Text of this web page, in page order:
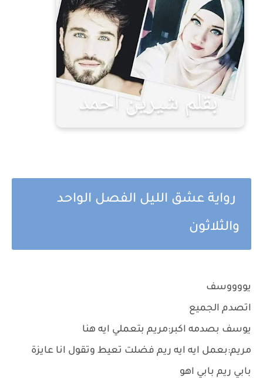
رواية عشق الليل الفصل الواحد
والثلاثون
يووووسف
اتصدم الجميع
يوسف بصدمه اكبر:مريم بتعملي ايه هنا
مريم:بعمل ايه ايه ريم فضلت تعيط وتقول انا عايزة
بابي ريم بابي اهو